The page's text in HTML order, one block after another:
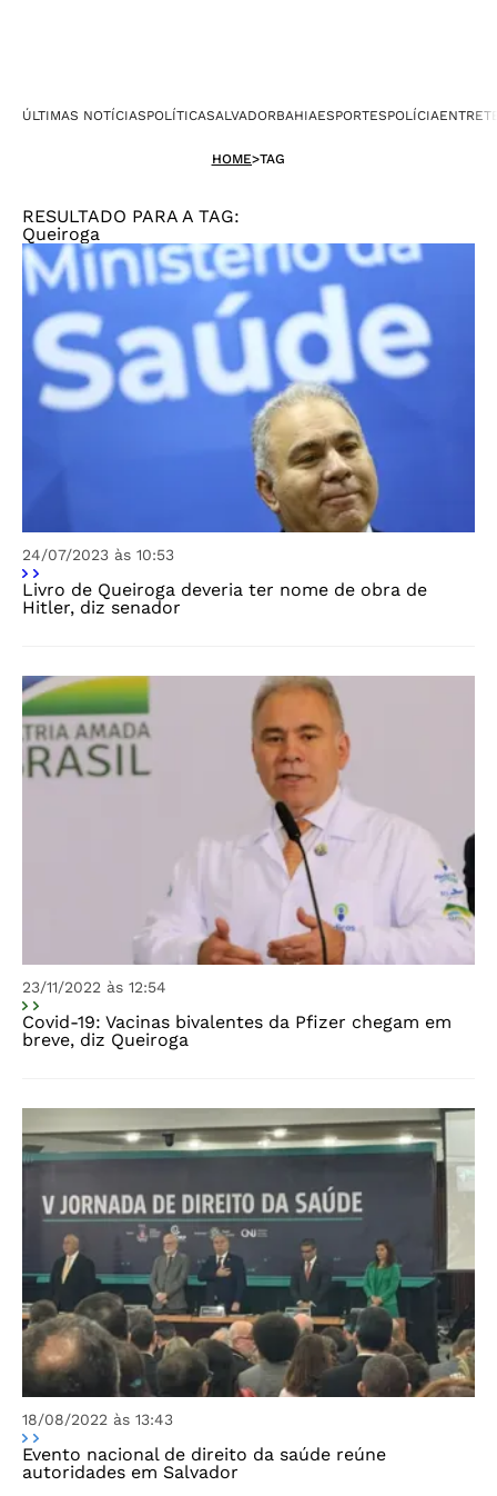
ÚLTIMAS NOTÍCIASPOLÍTICASALVADORBAHIAESPORTESPOLÍCIA
HOME>TAG
RESULTADO PARA A TAG:
Queiroga
24/07/2023 às 10:53
Livro de Queiroga deveria ter nome de obra de
Hitler, diz senador
23/11/2022 às 12:54
Covid-19: Vacinas bivalentes da Pfizer chegam em
breve, diz Queiroga
18/08/2022 às 13:43
Evento nacional de direito da saúde reúne
autoridades em Salvador